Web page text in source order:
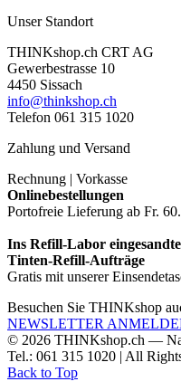
Unser Standort
THINKshop.ch CRT AG
Gewerbestrasse 10
4450 Sissach
info@thinkshop.ch
Telefon 061 315 1020
Zahlung und Versand
Rechnung | Vorkasse
Onlinebestellungen
Portofreie Lieferung ab Fr.
Ins Refill-Labor eingesandte
Tinten-Refill-Aufträge
Gratis mit unserer
Besuchen Sie THINKshop
NEWSLETTER
© 2026 THINKshop.ch —
Tel.: 061 315 1020 | All
Back to Top